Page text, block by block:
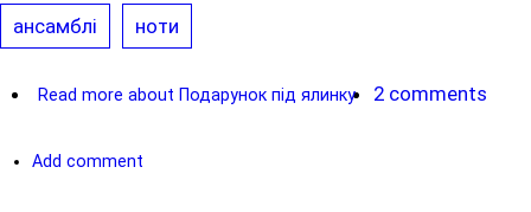
ансамблі ноти
Read more about Подарунок під ялинку 2 comments
Add comment